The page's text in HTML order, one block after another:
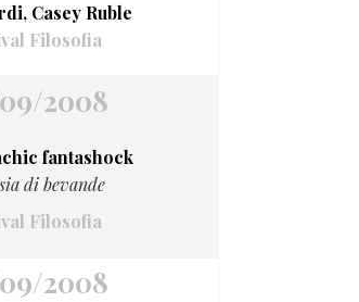
Casey Ruble
Filosofia
2008
fantashock
di bevande
Filosofia
2008